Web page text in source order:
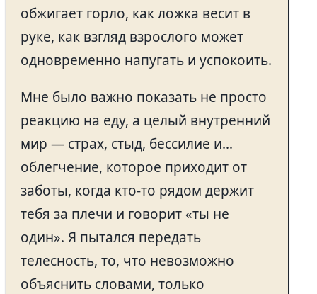
обжигает горло, как ложка весит в
руке, как взгляд взрослого может
одновременно напугать и успокоить.
Мне было важно показать не просто
реакцию на еду, а целый внутренний
мир — страх, стыд, бессилие и…
облегчение, которое приходит от
заботы, когда кто-то рядом держит
тебя за плечи и говорит «ты не
один». Я пытался передать
телесность, то, что невозможно
объяснить словами, только